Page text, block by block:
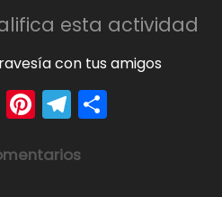
esta actividad
con tus amigos
F
a
c
Pi
nt
er
T
el
e